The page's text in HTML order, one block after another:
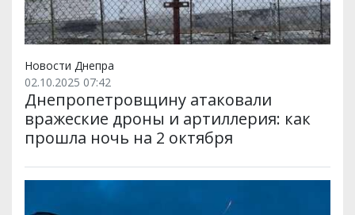
Новости Днепра
02.10.2025 07:42
Днепропетровщину атаковали
вражеские дроны и артиллерия: как
прошла ночь на 2 октября